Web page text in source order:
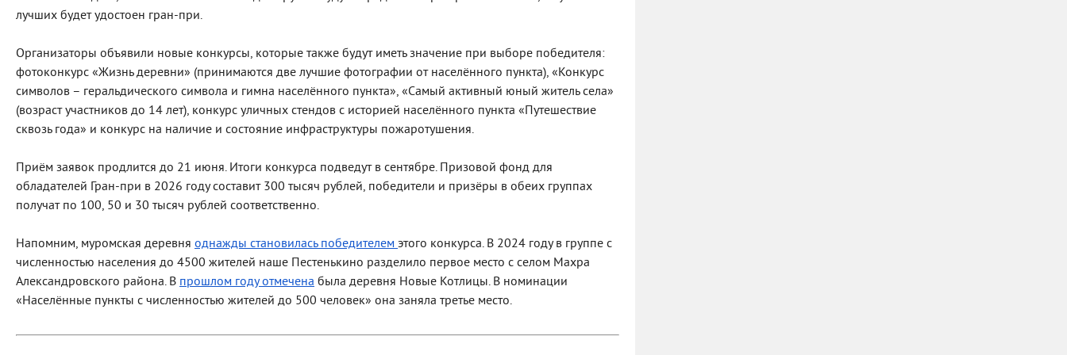
лучших будет удостоен гран-при.
Организаторы объявили новые конкурсы, которые также будут иметь значение при выборе победителя:
фотоконкурс «Жизнь деревни» (принимаются две лучшие фотографии от населённого пункта), «Конкурс
символов – геральдического символа и гимна населённого пункта», «Самый активный юный житель села»
(возраст участников до 14 лет), конкурс уличных стендов с историей населённого пункта «Путешествие
сквозь года» и конкурс на наличие и состояние инфраструктуры пожаротушения.
Приём заявок продлится до 21 июня. Итоги конкурса подведут в сентябре. Призовой фонд для
обладателей Гран-при в 2026 году составит 300 тысяч рублей, победители и призёры в обеих группах
получат по 100, 50 и 30 тысяч рублей соответственно.
Напомним, муромская деревня однажды становилась победителемэтого конкурса. В 2024 году в группе с
численностью населения до 4500 жителей наше Пестенькино разделило первое место с селом Махра
Александровского района. В прошлом году отмечена была деревня Новые Котлицы. В номинации
«Населённые пункты с численностью жителей до 500 человек» она заняла третье место.